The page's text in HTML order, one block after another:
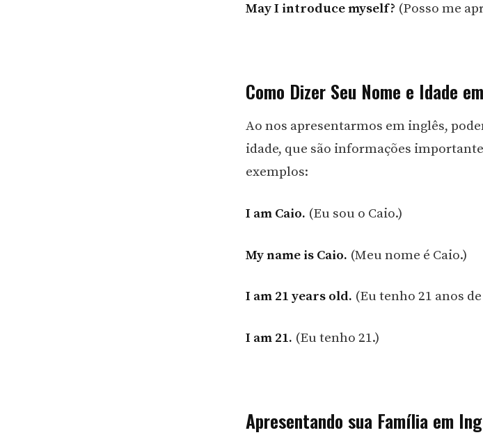
May I introduce myself? (Posso me
Como Dizer Seu Nome e Idade
Ao nos apresentarmos em inglês,
idade, que são informações
exemplos:
I am Caio. (Eu sou o Caio.)
My name is Caio. (Meu nome é Caio.)
I am 21 years old. (Eu tenho 21 anos
I am 21. (Eu tenho 21.)
Apresentando sua Família em